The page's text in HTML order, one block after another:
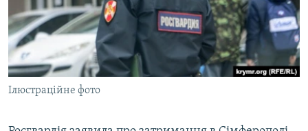
ВІДЕОУРОКИ «ELIFBE»
СВІДЧЕННЯ ОКУПАЦІЇ
УКРАЇНСЬКА ПРОБЛЕМА КРИМУ
ІНФОГРАФІКА
Русский
Qırımtatar
ДОЛУЧАЙСЯ!
Ілюстраційне фото